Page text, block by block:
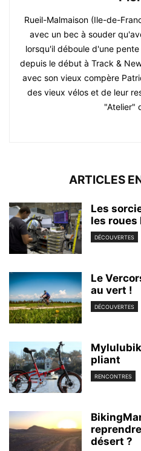
Rueil-Malmaison (Ile-de-
avec un bec à souder
lorsqu'il déboule d'une
depuis le début à Track &
avec son vieux compère
des vieux vélos et de leur
"Atelier"
ARTICLES
Les
les roues
DÉCOUVERTES
Le
au vert !
DÉCOUVERTES
pliant
RENCONTRES
désert ?